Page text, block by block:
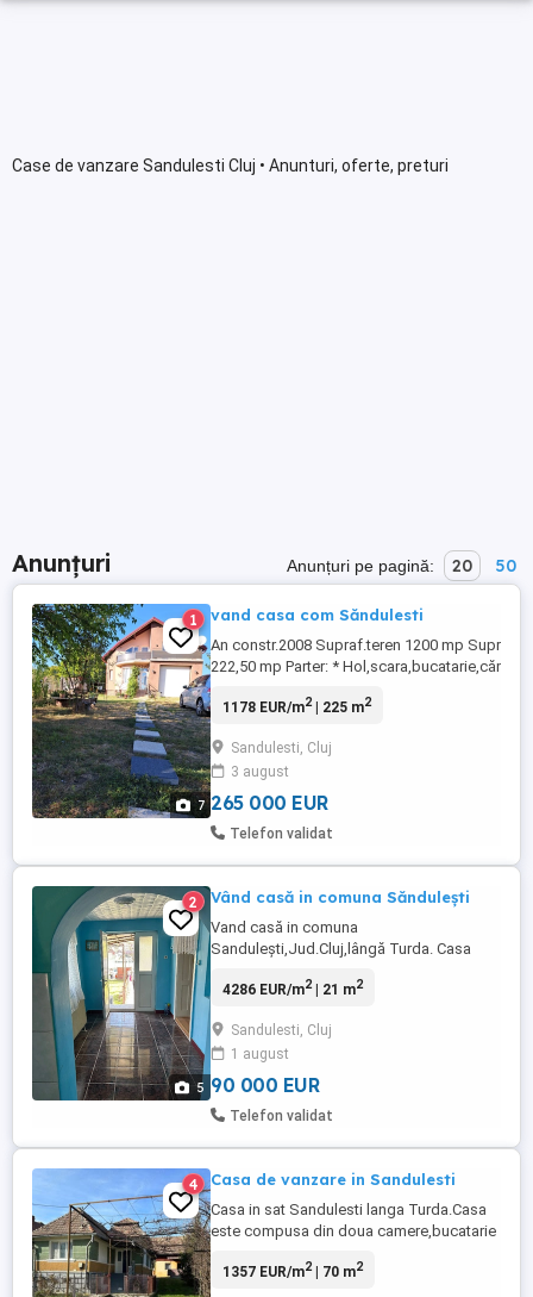
Case de vanzare Sandulesti Cluj • Anunturi, oferte, preturi
Anunțuri Anunțuri pe pagină: 20 50
7
1 vand casa com Săndulesti
An constr.2008 Supraf.teren 1200 mp
222,50 mp Parter: *
Hol,scara,baie mare,doua
Lemne,Livada cu 45 pomi
*Posibilitate ...
1178 EUR/m2| 225 m2
Sandulesti, Cluj
3 august
265 000 EUR
Telefon validat
5
2 Vând casă in comuna Săndulești
Vand casă in comuna
Sandulești,Jud.Cluj,lângă Turda. Casa
trasă,centrală,baie,etc.) Casa are 3 camere
anexă cu bucătărie lângă casă (se poate
locui și iarna)
4286 EUR/m2| 21 m2
Sandulesti, Cluj
1 august
90 000 EUR
Telefon validat
4 Casa de vanzare in Sandulesti
Casa in sat Sandulesti langa Turda.Casa
este compusa din doua camere,bucatarie
baie ,încălzire centrala pe
1357 EUR/m2| 70 m2